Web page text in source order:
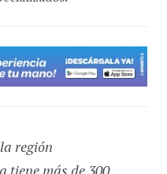
región
tiene más de 300